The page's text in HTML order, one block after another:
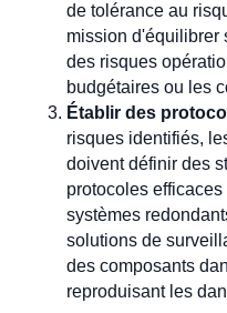
de tolérance au
mission d'équilibrer
des risques
budgétaires ou les
Établir des
risques identifiés,
doivent définir des
protocoles
systèmes
solutions de
des composants
reproduisant les